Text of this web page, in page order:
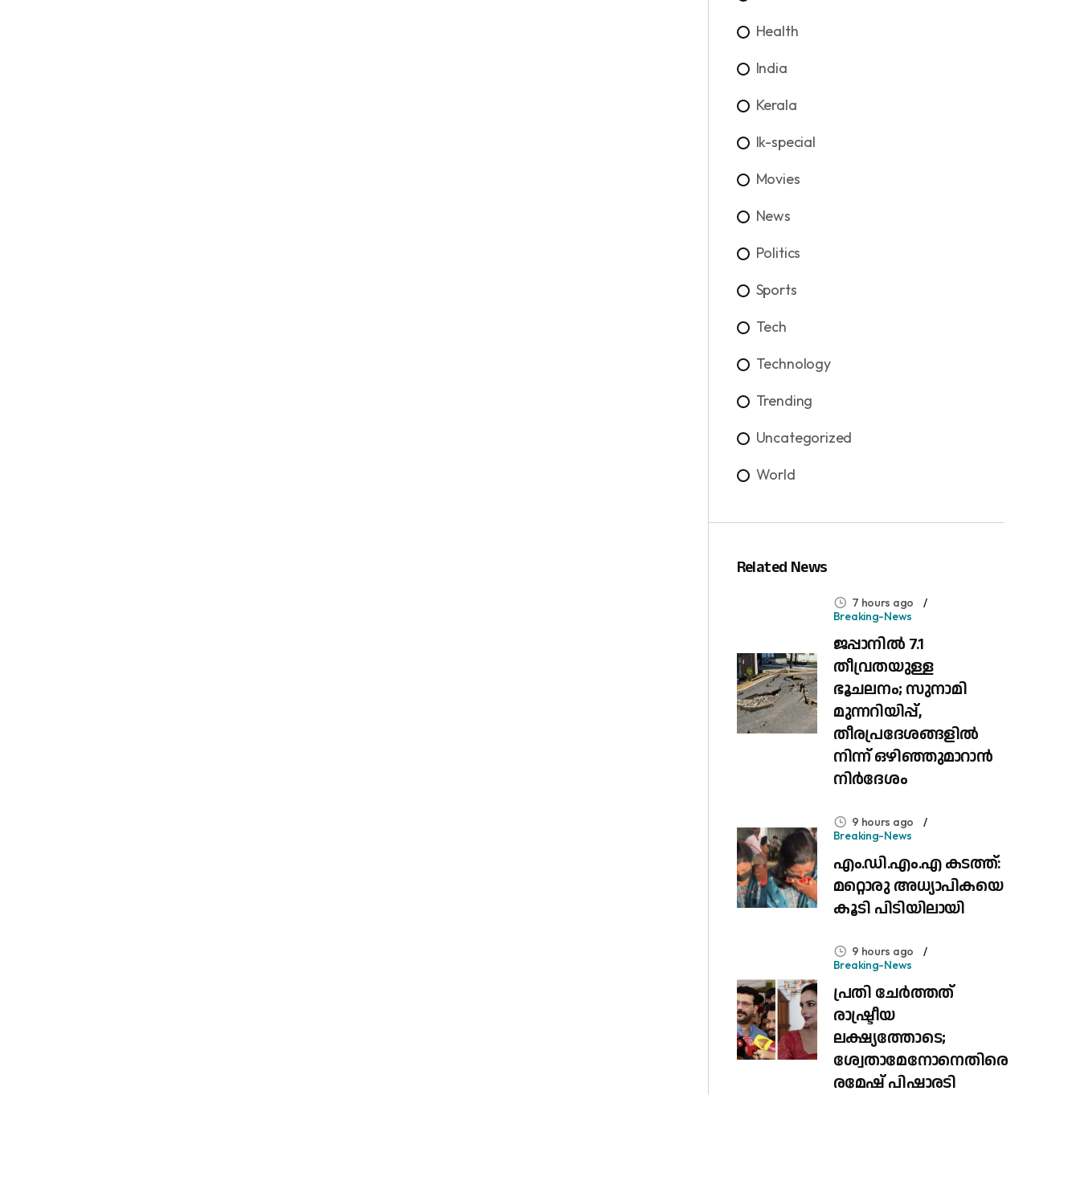
Health
India
Kerala
lk-special
Movies
News
Politics
Sports
Tech
Technology
Trending
Uncategorized
World
Related News
7 hours ago
Breaking-News
ജപ്പാനിൽ 7.1
തീവ്രതയുള്ള
ഭൂചലനം; സുനാമി
മുന്നറിയിപ്പ്,
തീരപ്രദേശങ്ങളിൽ
നിന്ന് ഒഴിഞ്ഞുമാറാൻ
നിർദേശം
9 hours ago
Breaking-News
എം.ഡി.എം.എ കടത്ത്:
മറ്റൊരു അധ്യാപികയെ
കൂടി പിടിയിലായി
9 hours ago
Breaking-News
പ്രതി ചേർത്തത്
രാഷ്ട്രീയ
ലക്ഷ്യത്തോടെ;
ശ്വേതാമേനോനെതിരെ
രമേഷ് പിഷാരടി